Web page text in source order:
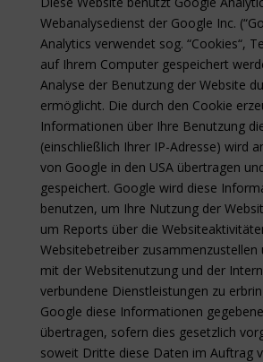
Webanalysedienst der Google Inc.
Analytics verwendet sog. “Cookies“,
auf Ihrem Computer gespeichert
Analyse der Benutzung der Website
ermöglicht. Die durch den Cookie
Informationen über Ihre Benutzung
(einschließlich Ihrer IP-Adresse) wird
von Google in den USA übertragen
gespeichert. Google wird diese
benutzen, um Ihre Nutzung der
um Reports über die
Websitebetreiber zusammenzustellen
mit der Websitenutzung und der
verbundene Dienstleistungen zu
Google diese Informationen
übertragen, sofern dies gesetzlich
soweit Dritte diese Daten im Auftrag